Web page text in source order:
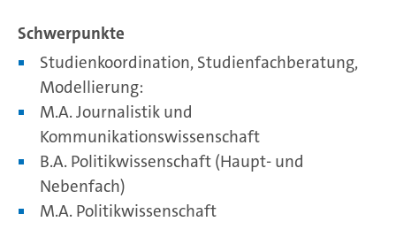
Schwerpunkte
Studienkoordination, Studienfachberatung,
Modellierung:
M.A. Journalistik und
Kommunikationswissenschaft
B.A. Politikwissenschaft (Haupt- und
Nebenfach)
M.A. Politikwissenschaft